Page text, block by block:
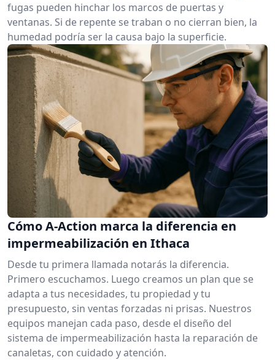
fugas pueden hinchar los marcos de puertas y
ventanas. Si de repente se traban o no cierran bien, la
humedad podría ser la causa bajo la superficie.
Cómo A-Action marca la diferencia en
impermeabilización en Ithaca
Desde tu primera llamada notarás la diferencia.
Primero escuchamos. Luego creamos un plan que se
adapta a tus necesidades, tu propiedad y tu
presupuesto, sin ventas forzadas ni prisas. Nuestros
equipos manejan cada paso, desde el diseño del
sistema de impermeabilización hasta la reparación de
canaletas, con cuidado y atención.